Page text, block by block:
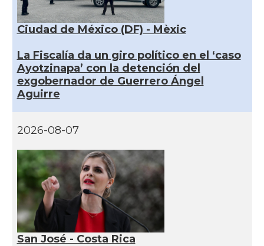
Ciudad de México (DF) - Mèxic
La Fiscalía da un giro político en el ‘caso
Ayotzinapa’ con la detención del
exgobernador de Guerrero Ángel
Aguirre
2026-08-07
San José - Costa Rica